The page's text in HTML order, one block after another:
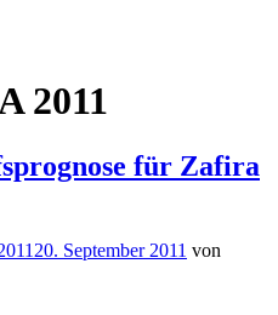
2011
für Zafira
20. September 2011 von